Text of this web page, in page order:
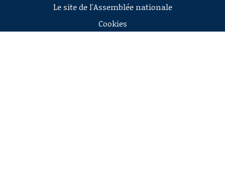
Le site de l'Assemblée nationale
Cookies